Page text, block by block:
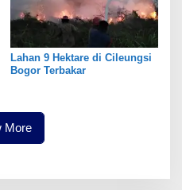
Lahan 9 Hektare di Cileungsi
Bogor Terbakar
More